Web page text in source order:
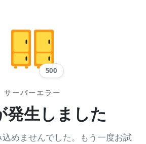
500
サーバーエラー
発生しました
めませんでした。もう一度お試